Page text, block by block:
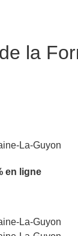
la
en ligne